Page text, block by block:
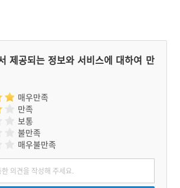
제공되는 정보와 서비스에 대하여 만
매우만족
만족
보통
불만족
매우불만족